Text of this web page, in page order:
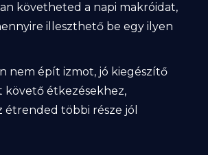
követheted a napi makróidat,
illeszthető be egy ilyen
nem épít izmot, jó kiegészítő
követő étkezésekhez,
étrended többi része jól